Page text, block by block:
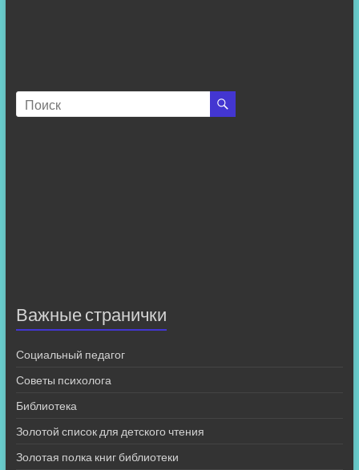
Важные странички
Социальный педагог
Советы психолога
Библиотека
Золотой список для детского чтения
Золотая полка книг библиотеки